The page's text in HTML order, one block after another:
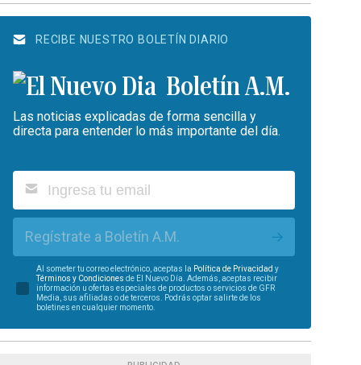
RECIBE NUESTRO BOLETÍN DIARIO
Boletín A.M.
Las noticias explicadas de forma sencilla y
directa para entender lo más importante del día.
Regístrate a Boletín A.M.
Al someter tu correo electrónico, aceptas la Política de Privacidad y
Términos y Condiciones de El Nuevo Día. Además, aceptas recibir
información u ofertas especiales de productos o servicios de GFR
Media, sus afiliadas o de terceros. Podrás optar salirte de los
boletines en cualquier momento.